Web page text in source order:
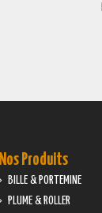
Nos Produits
BILLE & PORTEMINE
PLUME & ROLLER